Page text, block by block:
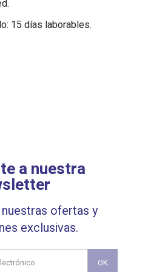
15 días laborables.
a nuestra
ofertas y
exclusivas.